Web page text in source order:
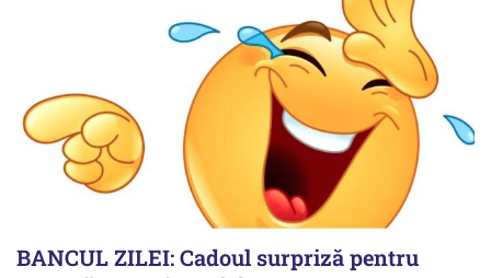
BANCUL ZILEI: Cadoul surpriză pentru